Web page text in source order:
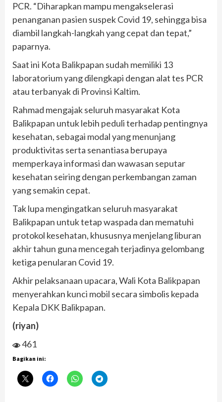
PCR. “Diharapkan mampu mengakselerasi
penanganan pasien suspek Covid 19, sehingga bisa
diambil langkah-langkah yang cepat dan tepat,”
paparnya.
Saat ini Kota Balikpapan sudah memiliki 13
laboratorium yang dilengkapi dengan alat tes PCR
atau terbanyak di Provinsi Kaltim.
Rahmad mengajak seluruh masyarakat Kota
Balikpapan untuk lebih peduli terhadap pentingnya
kesehatan, sebagai modal yang menunjang
produktivitas serta senantiasa berupaya
memperkaya informasi dan wawasan seputar
kesehatan seiring dengan perkembangan zaman
yang semakin cepat.
Tak lupa mengingatkan seluruh masyarakat
Balikpapan untuk tetap waspada dan mematuhi
protokol kesehatan, khususnya menjelang liburan
akhir tahun guna mencegah terjadinya gelombang
ketiga penularan Covid 19.
Akhir pelaksanaan upacara, Wali Kota Balikpapan
menyerahkan kunci mobil secara simbolis kepada
Kepala DKK Balikpapan.
(riyan)
461
Bagikan ini: